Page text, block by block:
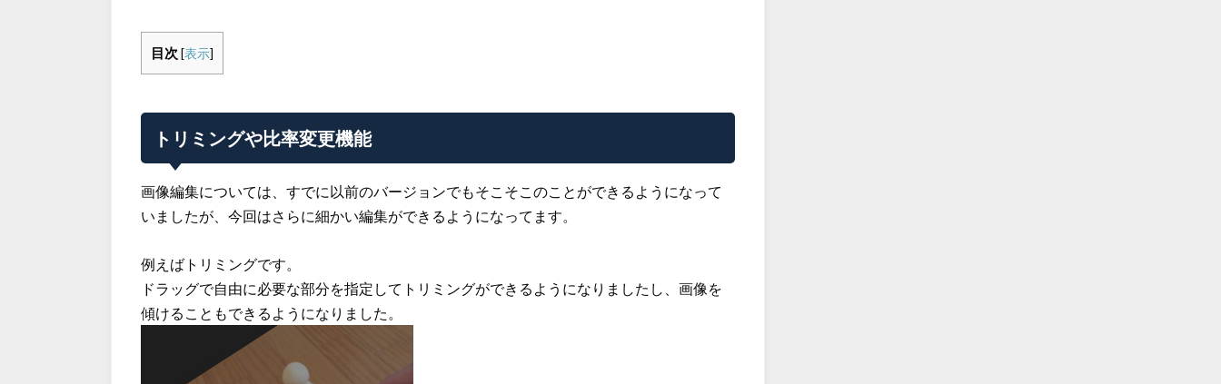
目次 [表示]
トリミングや比率変更機能
画像編集については、すでに以前のバージョンでもそこそこのことができるようになって
いましたが、今回はさらに細かい編集ができるようになってます。
例えばトリミングです。
ドラッグで自由に必要な部分を指定してトリミングができるようになりましたし、画像を
傾けることもできるようになりました。